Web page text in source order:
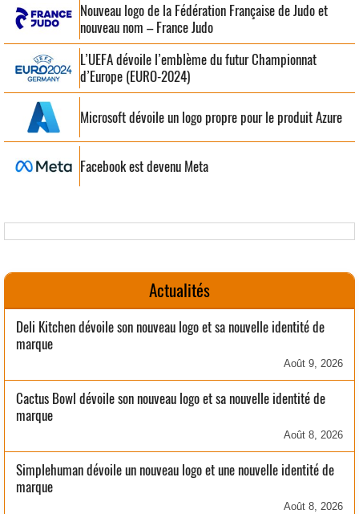
Nouveau logo de la Fédération Française de Judo et
nouveau nom – France Judo
L’UEFA dévoile l’emblème du futur Championnat
d’Europe (EURO-2024)
Microsoft dévoile un logo propre pour le produit Azure
Facebook est devenu Meta
Actualités
Deli Kitchen dévoile son nouveau logo et sa nouvelle identité de
marque
Août 9, 2026
Cactus Bowl dévoile son nouveau logo et sa nouvelle identité de
marque
Août 8, 2026
Simplehuman dévoile un nouveau logo et une nouvelle identité de
marque
Août 8, 2026